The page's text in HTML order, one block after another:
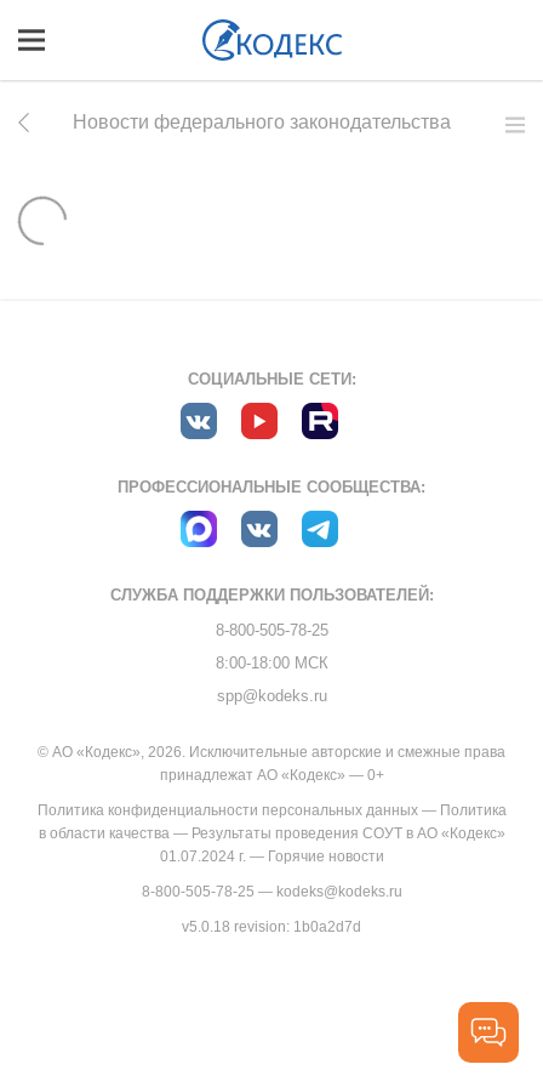
Новости федерального законодательства
СОЦИАЛЬНЫЕ СЕТИ:
ПРОФЕССИОНАЛЬНЫЕ СООБЩЕСТВА:
СЛУЖБА ПОДДЕРЖКИ ПОЛЬЗОВАТЕЛЕЙ:
8-800-505-78-25
8:00-18:00 МСК
spp@kodeks.ru
© АО «Кодекс», 2026. Исключительные авторские и смежные права
принадлежат АО «Кодекс» — 0+
Политика конфиденциальности персональных данных— Политика
в области качества— Результаты проведения СОУТ в АО «Кодекс»
01.07.2024 г.— Горячие новости
8-800-505-78-25 — kodeks@kodeks.ru
v5.0.18 revision: 1b0a2d7d